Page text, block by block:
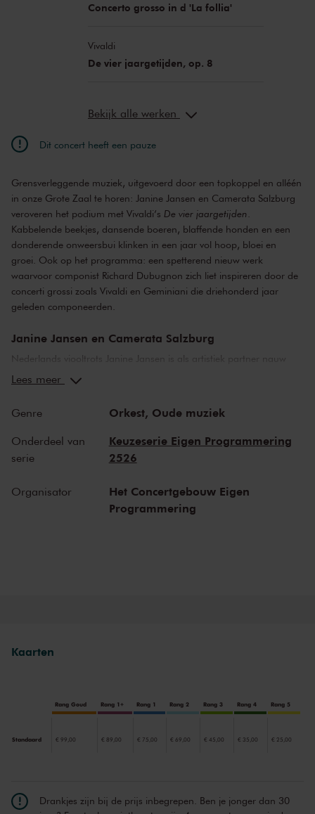
Concerto grosso in d 'La follia'
Vivaldi
De vier jaargetijden, op. 8
Bekijk alle werken
Dit concert heeft een pauze
Grensverleggende muziek, uitgevoerd door een topkoppel en alléén
in onze Grote Zaal te horen: Janine Jansen en Camerata Salzburg
veroveren het podium met Vivaldi’s De vier jaargetijden
Kabbelende beekjes, dansende boeren, blaffende honden en een
donderende onweersbui klinken in een jaar vol hoop, bloei en
groei. Ook op het programma: een spetterend nieuw werk
waarvoor componist Richard Dubugnon zich liet inspireren door de
concerti grossi zoals Vivaldi en Geminiani die driehonderd jaar
geleden componeerden.
Janine Jansen en Camerata Salzburg
Nederlands viooltrots Janine Jansen is als artistiek partner nauw
verbonden met Camerata Salzburg. Volgens een van de
muzikale reis, verspreid over meerdere jaren, en spelen ze de
mooiste noten, waaronder
De vier jaargetijden
‘Grensverleggende muziek’, vindt Janine Jansen, die Vivaldi’s
concerten al vele malen uitvoerde. ‘Alsof je dingen mag doen die je
Vivaldi’s Vier jaargetijden
Lees meer
Genre Orkest, Oude muziek
Onderdeel van
serie
Keuzeserie Eigen Programmering
2526
Organisator
Het Concertgebouw Eigen
Programmering
Kaarten
Rang Goud Rang 1+ Rang 1 Rang 2 Rang 3 Rang 4 Rang 5
Standaard € 99,00 € 89,00 € 75,00 € 69,00 € 45,00 € 35,00 € 25,00
Drankjes zijn bij de prijs inbegrepen. Ben je jonger dan 30